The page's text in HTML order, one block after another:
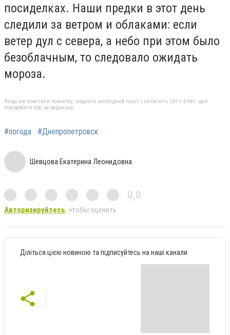
посиделках. Наши предки в этот день
следили за ветром и облаками: если
ветер дул с севера, а небо при этом было
безоблачным, то следовало ожидать
мороза.
Якщо ви помітили помилку, виділіть необхідний текст і натисніть Ctrl + Enter, щоб
повідомити про це редакцію
#погода #Днепропетровск
Шевцова Екатерина Леонидовна
0,0
Авторизируйтесь, чтобы оценить
Діліться цією новиною та підписуйтесь на наші канали